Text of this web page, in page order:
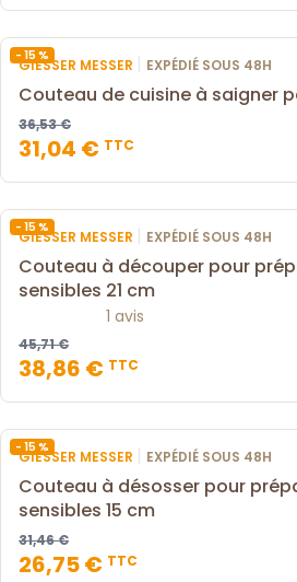
- 15 %
GIESSER MESSER | EXPÉDIÉ SOUS 48H
Couteau de cuisine à saigner
36,53 €
31,04 € TTC
- 15 %
GIESSER MESSER | EXPÉDIÉ SOUS 48H
Couteau à découper pour
sensibles 21 cm
1 avis
45,71 €
38,86 € TTC
- 15 %
GIESSER MESSER | EXPÉDIÉ SOUS 48H
Couteau à désosser pour
sensibles 15 cm
31,46 €
26,75 € TTC